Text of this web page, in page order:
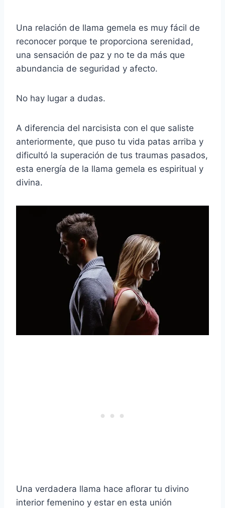
Una relación de llama gemela es muy fácil de
reconocer porque te proporciona serenidad,
una sensación de paz y no te da más que
abundancia de seguridad y afecto.
No hay lugar a dudas.
A diferencia del narcisista con el que saliste
anteriormente, que puso tu vida patas arriba y
dificultó la superación de tus traumas pasados,
esta energía de la llama gemela es espiritual y
divina.
Una verdadera llama hace aflorar tu divino
interior femenino y estar en esta unión